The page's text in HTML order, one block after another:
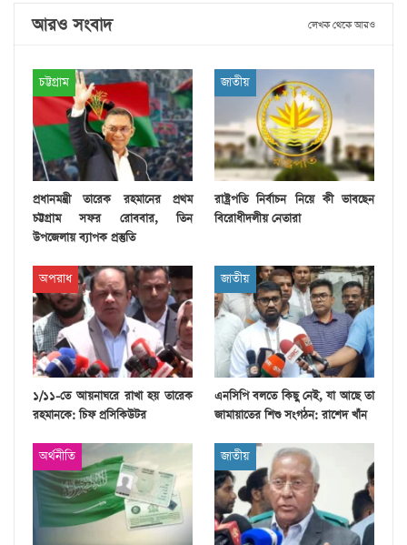
আরও সংবাদ লেখক থেকে আরও
চট্টগ্রাম
প্রধানমন্ত্রী তারেক রহমানের প্রথম
চট্টগ্রাম সফর রোববার, তিন
উপজেলায় ব্যাপক প্রস্তুতি
জাতীয়
রাষ্ট্রপতি নির্বাচন নিয়ে কী ভাবছেন
বিরোধীদলীয় নেতারা
অপরাধ
১/১১-তে আয়নাঘরে রাখা হয় তারেক
রহমানকে: চিফ প্রসিকিউটর
জাতীয়
এনসিপি বলতে কিছু নেই, যা আছে তা
জামায়াতের শিশু সংগঠন: রাশেদ খাঁন
অর্থনীতি জাতীয়